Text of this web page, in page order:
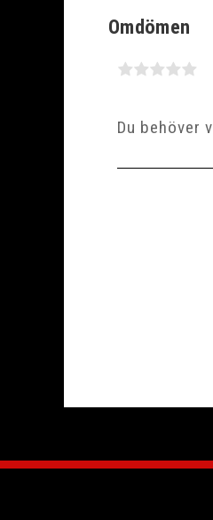
Omdömen